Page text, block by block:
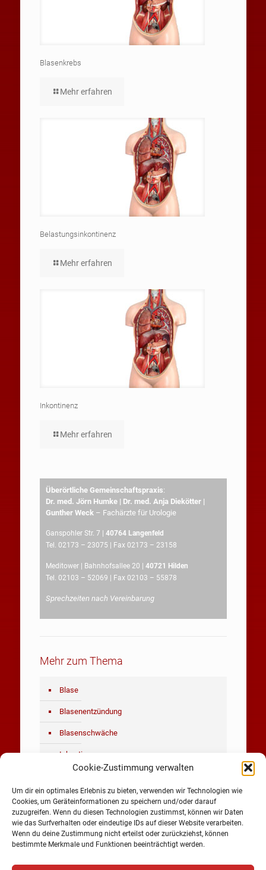
Cookie-Zustimmung verwalten
Um dir ein optimales Erlebnis zu bieten, verwenden wir Technologien wie
Cookies, um Geräteinformationen zu speichern und/oder darauf
zuzugreifen. Wenn du diesen Technologien zustimmst, können wir Daten
wie das Surfverhalten oder eindeutige IDs auf dieser Website verarbeiten.
Wenn du deine Zustimmung nicht erteilst oder zurückziehst, können
bestimmte Merkmale und Funktionen beeinträchtigt werden.
Blasenkrebs
Mehr erfahren
Belastungsinkontinenz
Mehr erfahren
Inkontinenz
Mehr erfahren
Überörtliche Gemeinschaftspraxis:
Dr. med. Jörn Humke | Dr. med. Anja Diekötter |
Gunther Weck– Fachärzte für Urologie
Ganspohler Str. 7 | 40764 Langenfeld
Tel. 02173 – 23075 | Fax 02173 – 23158
Meditower | Bahnhofsallee 20 | 40721 Hilden
Tel. 02103 – 52069 | Fax 02103 – 55878
Sprechzeiten nach Vereinbarung
Mehr zum Thema
Blase
Blasenentzündung
Blasenschwäche
Inkontinenz
Reizblase / Dranginkontinenz
Blasenkrebs